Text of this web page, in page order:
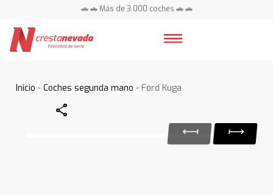
🚗 🚗 Más de 3.000 coches 🚗 🚗
Inicio -Coches segunda mano - Ford Kuga
Share